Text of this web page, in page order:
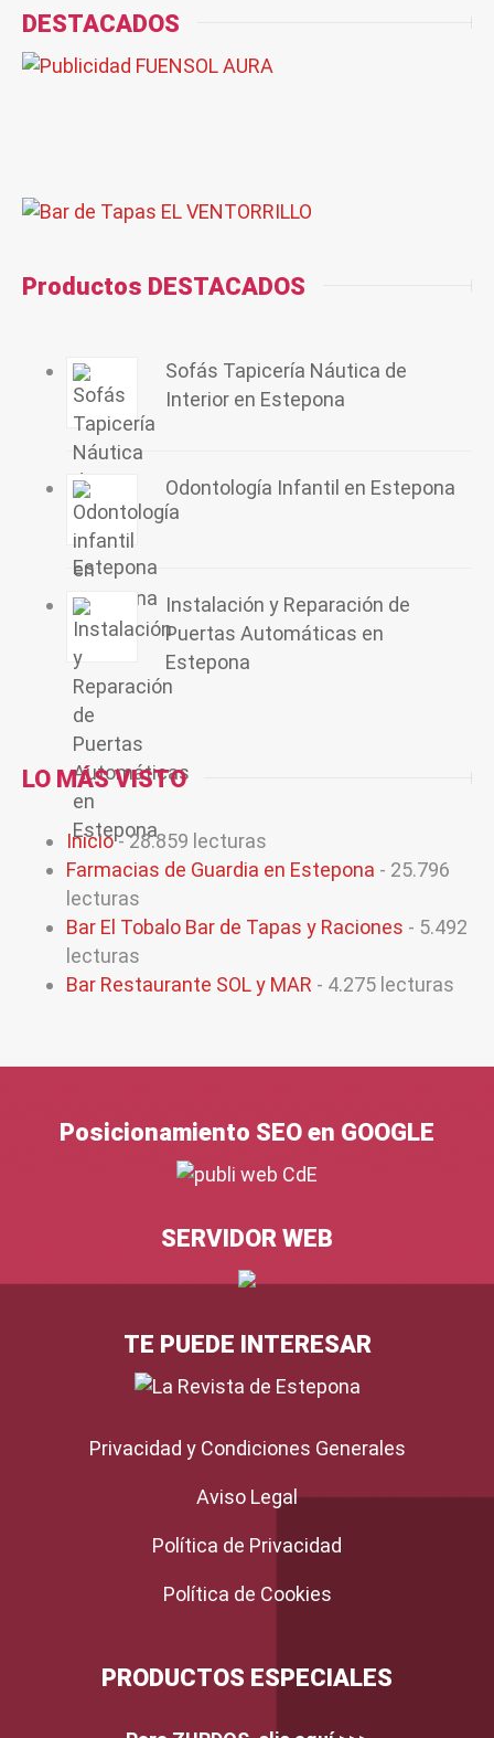
DESTACADOS
Productos DESTACADOS
Sofás Tapicería Náutica de
Interior en Estepona
Odontología Infantil en Estepona
Instalación y Reparación de
Puertas Automáticas en
Estepona
LO MÁS VISTO
Inicio- 28.859 lecturas
Farmacias de Guardia en Estepona - 25.796
lecturas
Bar El Tobalo Bar de Tapas y Raciones - 5.492
lecturas
Bar Restaurante SOL y MAR - 4.275 lecturas
Posicionamiento SEO en GOOGLE
SERVIDOR WEB
TE PUEDE INTERESAR
Privacidad y Condiciones Generales
Aviso Legal
Política de Privacidad
Política de Cookies
PRODUCTOS ESPECIALES